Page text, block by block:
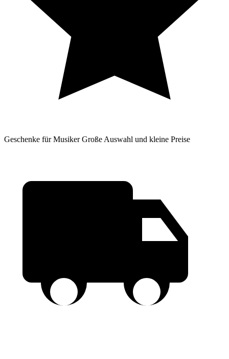
Geschenke für Musiker Große Auswahl und kleine Preise